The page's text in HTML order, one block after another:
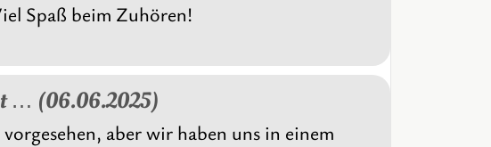
Spaß beim Zuhören!
… (06.06.2025)
aber wir haben uns in einem